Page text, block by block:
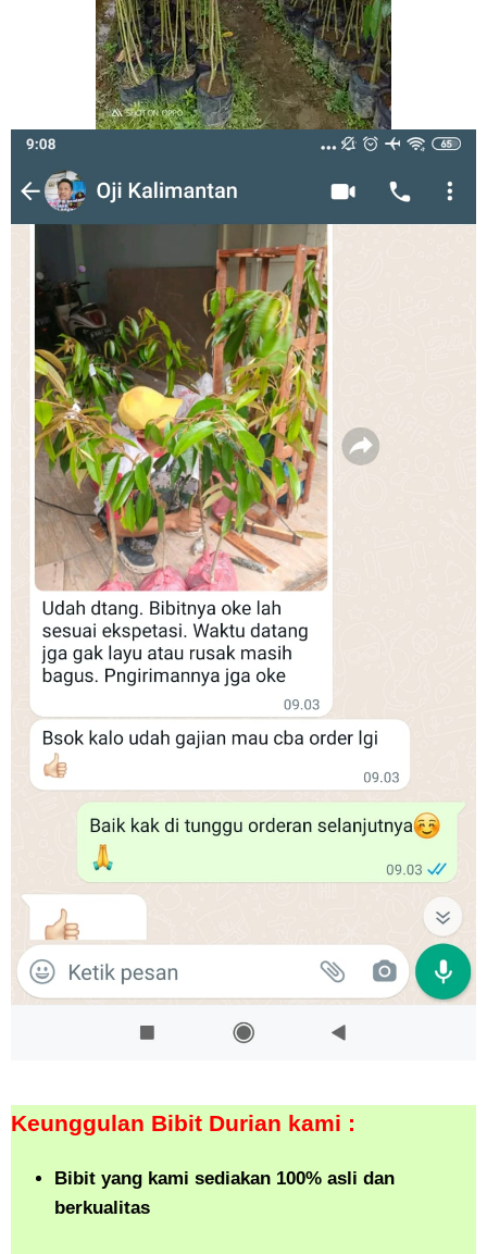
Keunggulan Bibit Durian kami :
Bibit yang kami sediakan 100% asli dan
berkualitas